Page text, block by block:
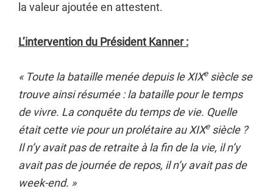
la valeur ajoutée en attestent.
L’intervention du Président Kanner :
« Toute la bataille menée depuis le XIXesiècle se
trouve ainsi résumée : la bataille pour le temps
de vivre. La conquête du temps de vie. Quelle
était cette vie pour un prolétaire au XIXesiècle ?
Il n’y avait pas de retraite à la fin de la vie, il n’y
avait pas de journée de repos, il n’y avait pas de
week-end. »